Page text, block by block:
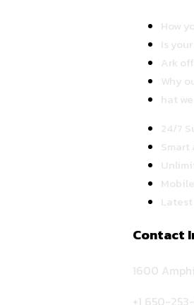
How
Is
Ark
Why
hat
24/7
Latest
Contact
1600
+1 650-